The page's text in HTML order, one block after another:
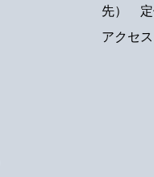
先）
アクセ